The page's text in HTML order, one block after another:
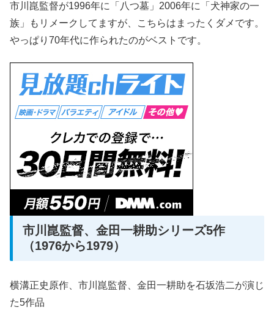
市川崑監督が1996年に「八つ墓」2006年に「犬神家の一
族」もリメークしてますが、こちらはまったくダメです。
やっぱり70年代に作られたのがベストです。
市川崑監督、金田一耕助シリーズ5作
（1976から1979）
横溝正史原作、市川崑監督、金田一耕助を石坂浩二が演じ
た5作品